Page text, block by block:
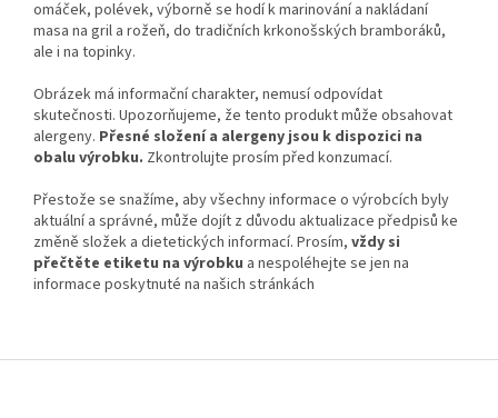
omáček, polévek, výborně se hodí k marinování a nakládaní
masa na gril a rožeň, do tradičních krkonošských bramboráků,
ale i na topinky.
Obrázek má informační charakter, nemusí odpovídat
skutečnosti. Upozorňujeme, že tento produkt může obsahovat
alergeny. Přesné složení a alergeny jsou k dispozici na
obalu výrobku. Zkontrolujte prosím před konzumací.
Přestože se snažíme, aby všechny informace o výrobcích byly
aktuální a správné, může dojít z důvodu aktualizace předpisů ke
změně složek a dietetických informací. Prosím, vždy si
přečtěte etiketu na výrobku a nespoléhejte se jen na
informace poskytnuté na našich stránkách